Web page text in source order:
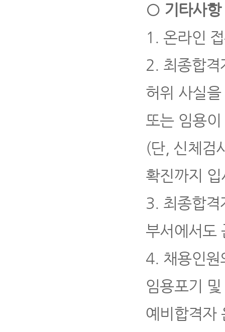
○ 기타사항
1. 온라인
2. 최종합
허위 사실
또는 임용
(단, 신체검
확진까지
3. 최종합
부서에서도
4. 채용인
임용포기
예비합격자